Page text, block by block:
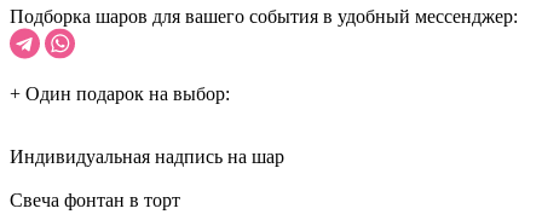
Подборка шаров для вашего события в удобный мессенджер:
+ Один подарок на выбор:
Индивидуальная надпись на шар
Cвеча фонтан в торт